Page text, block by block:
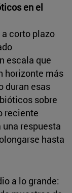
en el
corto plazo
escala que
horizonte más
duran esas
sobre
reciente
respuesta
hasta
a lo grande: